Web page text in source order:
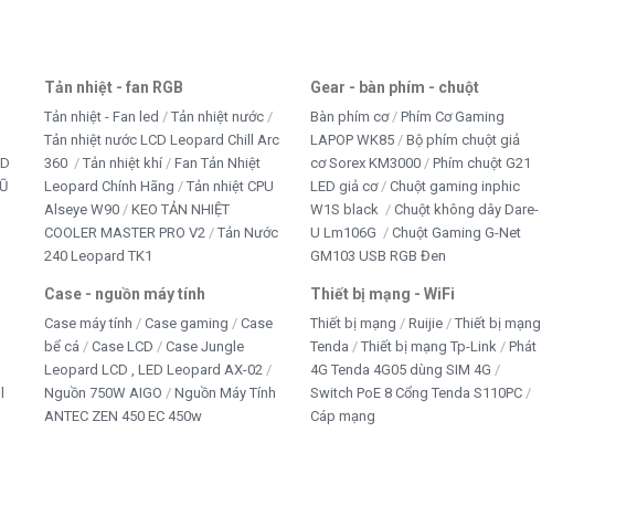
Tản nhiệt - fan RGB
Tản nhiệt - Fan led
Tản nhiệt nước
Tản nhiệt nước LCD Leopard Chill Arc
360
Tản nhiệt khí
Fan Tản Nhiệt
Leopard Chính Hãng
Tản nhiệt CPU
Alseye W90
KEO TẢN NHIỆT
COOLER MASTER PRO V2
Tản Nước
240 Leopard TK1
Case - nguồn máy tính
Case máy tính Case gaming
Case
bể cá
Case LCD
Case Jungle
Leopard LCD , LED Leopard AX-02
Nguồn 750W AIGO
Nguồn Máy Tính
ANTEC ZEN 450 EC 450w
Gear - bàn phím - chuột
Bàn phím cơ
Phím Cơ Gaming
LAPOP WK85
Bộ phím chuột giả
cơ Sorex KM3000
Phím chuột G21
LED giả cơ
Chuột gaming inphic
W1S black
Chuột không dây Dare-
U Lm106G
Chuột Gaming G-Net
GM103 USB RGB Đen
Thiết bị mạng - WiFi
Thiết bị mạng Ruijie
Thiết bị mạng
Tenda
Thiết bị mạng Tp-Link
Phát
4G Tenda 4G05 dùng SIM 4G
Switch PoE 8 Cổng Tenda S110PC
Cáp mạng